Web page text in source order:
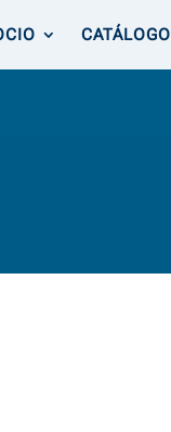
CATÁLOGO